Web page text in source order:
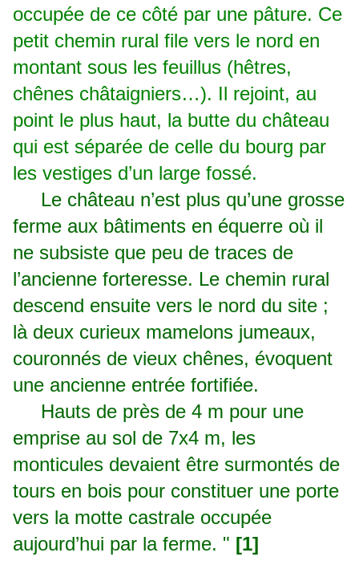
occupée de ce côté par une pâture. Ce
petit chemin rural file vers le nord en
montant sous les feuillus (hêtres,
chênes châtaigniers…). Il rejoint, au
point le plus haut, la butte du château
qui est séparée de celle du bourg par
les vestiges d’un large fossé.
Le château n’est plus qu’une grosse
ferme aux bâtiments en équerre où il
ne subsiste que peu de traces de
l’ancienne forteresse. Le chemin rural
descend ensuite vers le nord du site ;
là deux curieux mamelons jumeaux,
couronnés de vieux chênes, évoquent
une ancienne entrée fortifiée.
Hauts de près de 4 m pour une
emprise au sol de 7x4 m, les
monticules devaient être surmontés de
tours en bois pour constituer une porte
vers la motte castrale occupée
aujourd’hui par la ferme. " [1]